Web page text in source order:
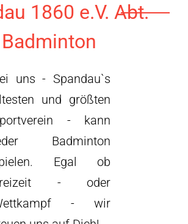
1860 e.V. Abt.
Badminton
uns - Spandau`s
und größten
- kann
Badminton
Egal ob
- oder
- wir